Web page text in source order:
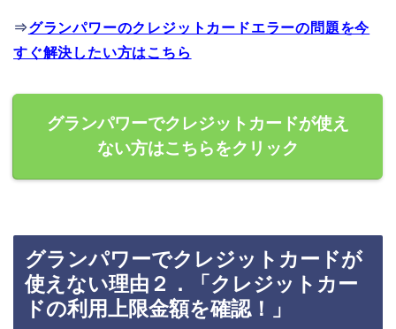
⇒グランパワーのクレジットカードエラーの問題を今
すぐ解決したい方はこちら
グランパワーでクレジットカードが使え
ない方はこちらをクリック
グランパワーでクレジットカードが
使えない理由２．「クレジットカー
ドの利用上限金額を確認！」